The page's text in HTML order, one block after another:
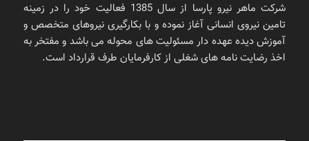
شرکت ماهر نیرو پارسا از سال 1385 فعالیت خود را در زمینه
تامین نیروی انسانی آغاز نموده و با بکارگیری نیروهای متخصص و
آموزش دیده عهده دار مسئولیت های محوله می باشد و مفتخر به
اخذ رضایت نامه های شغلی از کارفرمایان طرف قرارداد است.